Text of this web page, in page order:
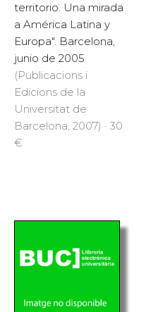
territorio. Una mirada
a América Latina y
Europa". Barcelona,
junio de 2005
(Publicacions i
Edicions de la
Universitat de
Barcelona, 2007) · 30
€